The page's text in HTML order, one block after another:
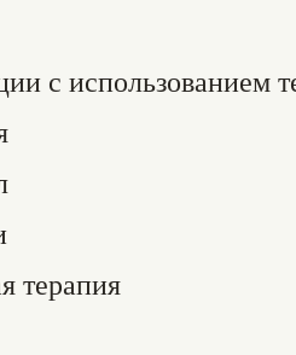
с использованием
терапия